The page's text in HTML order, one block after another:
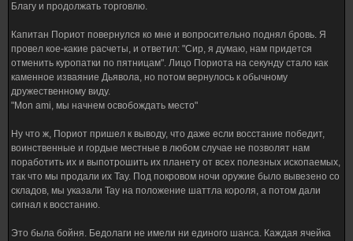
Благу и продолжать торговлю.
Капитан Пориот повернулся ко мне и вопросительно поднял бровь. Я
провел кое-какие расчеты, и ответил: "Сир, я думаю, нам придется
отменить куропатки по пятницам". Лицо Пориота на секунду стало как
каменное изваяние Дьявола, но потом вернулось к обычному
дружественному виду.
"Mon ami, мы начнем освобождать место"
Ну что ж, Пориот пришел к выводу, что даже если восстание победит,
воинственные и гордые местные в любом случае не позволят нам
поработить их и выпотрошить их планету от всех полезных ископаемых,
так что мы продали их Тау. Под покровом ночи оружие было вывезено со
складов, мы указали Тау на положение шаттла короля, а потом дали
сигнал к восстанию.
Это была бойня. Бедолаги не имели ни единого шанса. Каждая ячейка